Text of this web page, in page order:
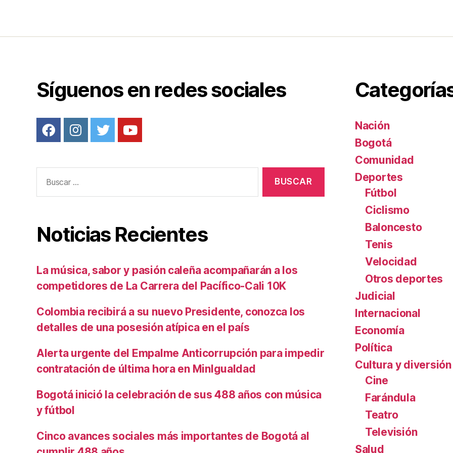
o
tir
Síguenos en redes sociales
Noticias Recientes
La música, sabor y pasión caleña acompañarán a los
competidores de La Carrera del Pacífico-Cali 10K
Colombia recibirá a su nuevo Presidente, conozca los
detalles de una posesión atípica en el país
Alerta urgente del Empalme Anticorrupción para impedir
contratación de última hora en MinIgualdad
Bogotá inició la celebración de sus 488 años con música
y fútbol
Cinco avances sociales más importantes de Bogotá al
Nación
Bogotá
Comunidad
Deportes
Fútbol
Ciclismo
Baloncesto
Tenis
Velocidad
Otros deportes
Judicial
Internacional
Economía
Política
Cultura y diversión
Cine
Farándula
Teatro
Televisión
Salud